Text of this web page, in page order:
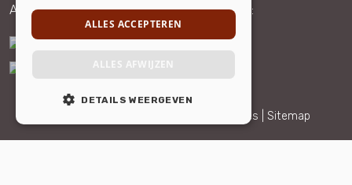
Aangesloten bij: Partner van:
Privacy en cookies Sitemap
ALLES ACCEPTEREN
ALLES AFWIJZEN
DETAILS WEERGEVEN